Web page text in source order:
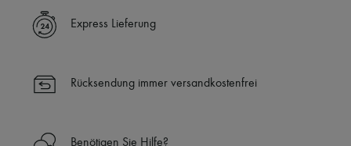
Express Lieferung
Rücksendung immer versandkostenfrei
Benötigen Sie Hilfe?